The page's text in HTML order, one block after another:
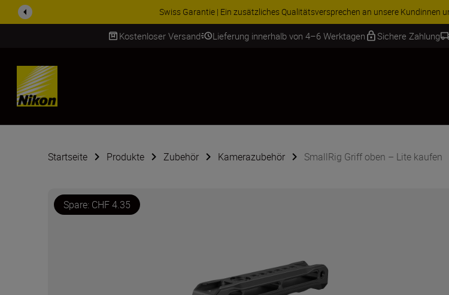
ZUBEHÖR IM ANGEBOT | Sparen Sie 15 % auf ausgewähltes Zubehör und
Kostenloser Versand Lieferung innerhalb von 4–6 Werktagen Sichere Zahlung
SKIP
Startseite Produkte Zubehör Kamerazubehör SmallRig Griff oben – Lite kaufen
Spare: CHF 4.35